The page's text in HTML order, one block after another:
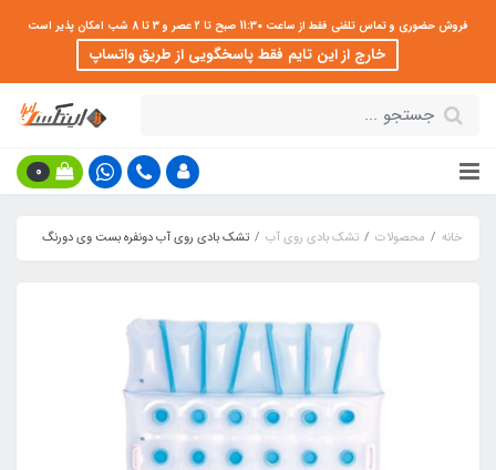
فروش حضوری و تماس تلفنی فقط از ساعت 11:30 صبح تا 2 عصر و 3 تا 8 شب امکان پذیر است
خارج از این تایم فقط پاسخگویی از طریق واتساپ
0
خانه محصولات تشک بادی روی آب تشک بادی روی آب دونفره بست وی دورنگ